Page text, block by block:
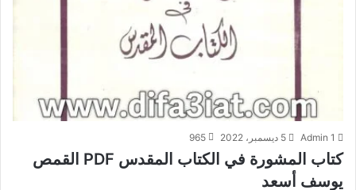
Admin 1 5 ديسمبر، 2022 965
كتاب المشورة في الكتاب المقدس PDF القمص
يوسف أسعد